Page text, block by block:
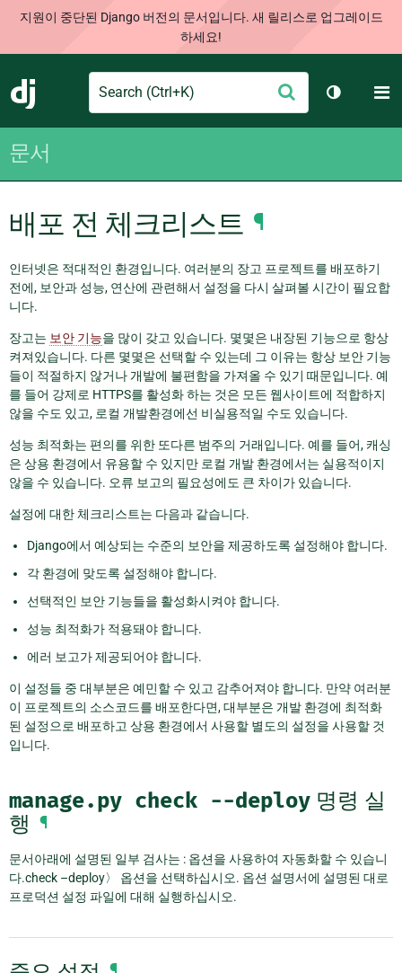
지원이 중단된 Django 버전의 문서입니다. 새 릴리스로 업그레이드
하세요!
Django
Search
출
테마 토
문서
배포 전 체크리스트 ¶
인터넷은 적대적인 환경입니다. 여러분의 장고 프로젝트를 배포하기
전에, 보안과 성능, 연산에 관련해서 설정을 다시 살펴볼 시간이 필요합
니다.
장고는 보안 기능을 많이 갖고 있습니다. 몇몇은 내장된 기능으로 항상
켜져있습니다. 다른 몇몇은 선택할 수 있는데 그 이유는 항상 보안 기능
들이 적절하지 않거나 개발에 불편함을 가져올 수 있기 때문입니다. 예
를 들어 강제로 HTTPS를 활성화 하는 것은 모든 웹사이트에 적합하지
않을 수도 있고, 로컬 개발환경에선 비실용적일 수도 있습니다.
성능 최적화는 편의를 위한 또다른 범주의 거래입니다. 예를 들어, 캐싱
은 상용 환경에서 유용할 수 있지만 로컬 개발 환경에서는 실용적이지
않을 수 있습니다. 오류 보고의 필요성에도 큰 차이가 있습니다.
설정에 대한 체크리스트는 다음과 같습니다.
Django에서 예상되는 수준의 보안을 제공하도록 설정해야 합니다.
각 환경에 맞도록 설정해야 합니다.
선택적인 보안 기능들을 활성화시켜야 합니다.
성능 최적화가 적용돼야 합니다.
에러 보고가 제공되어야 합니다.
이 설정들 중 대부분은 예민할 수 있고 감추어져야 합니다. 만약 여러분
이 프로젝트의 소스코드를 배포한다면, 대부분은 개발 환경에 최적화
된 설정으로 배포하고 상용 환경에서 사용할 별도의 설정을 사용할 것
입니다.
manage.py check --deploy 명령 실
행 ¶
문서아래에 설명된 일부 검사는 : 옵션을 사용하여 자동화할 수 있습니
다.check –deploy〉 옵션을 선택하십시오. 옵션 설명서에 설명된 대로
프로덕션 설정 파일에 대해 실행하십시오.